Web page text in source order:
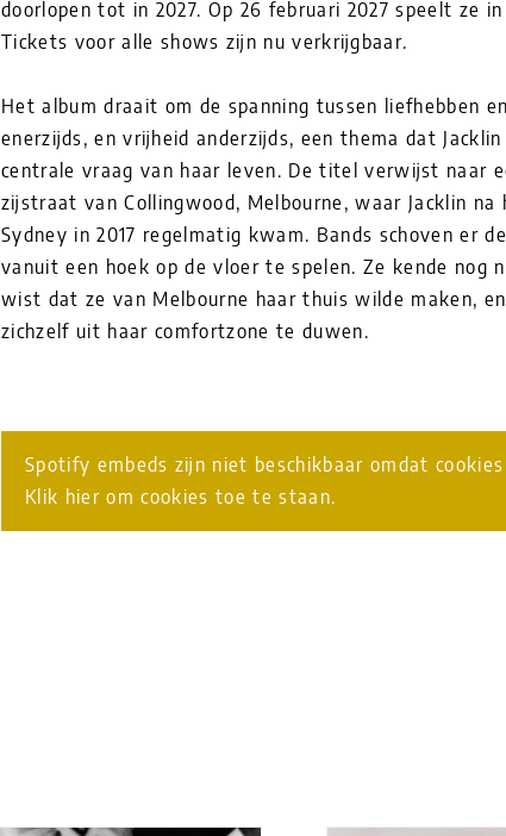
doorlopen tot in 2027. Op 26 februari 2027 speelt ze
Tickets voor alle shows zijn nu verkrijgbaar.
Het album draait om de spanning tussen liefhebben
enerzijds, en vrijheid anderzijds, een thema dat
centrale vraag van haar leven. De titel verwijst naar
zijstraat van Collingwood, Melbourne, waar Jacklin na
Sydney in 2017 regelmatig kwam. Bands schoven er
vanuit een hoek op de vloer te spelen. Ze kende nog
wist dat ze van Melbourne haar thuis wilde maken,
zichzelf uit haar comfortzone te duwen.
Spotify embeds zijn niet beschikbaar omdat
Klik hier om cookies toe te staan.